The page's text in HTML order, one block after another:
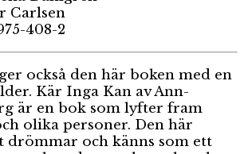
Carlsen
408-2
också den här boken med en
Kär Inga Kan av Ann-
är en bok som lyfter fram
olika personer. Den här
drömmar och känns som ett